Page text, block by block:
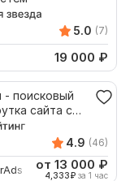
5.0 (7)
19 000 ₽
- поисковый
сайта с
4.9 (46)
от 13 000 ₽
4,333₽ за 1 час